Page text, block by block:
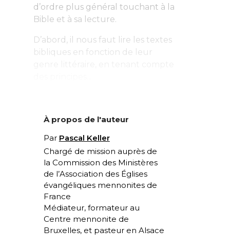
d’ordre plus général touchant à la
Bible et à sa lecture.
D’abord, il nous faut lire les textes
bibliques en fonction de leur
À propos de l'auteur
Par Pascal Keller
Chargé de mission auprès de
la Commission des Ministères
de l’Association des Églises
évangéliques mennonites de
France
Médiateur, formateur au
Centre mennonite de
Bruxelles, et pasteur en Alsace